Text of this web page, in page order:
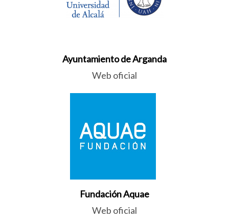
Ayuntamiento de Arganda
Web oficial
Fundación Aquae
Web oficial